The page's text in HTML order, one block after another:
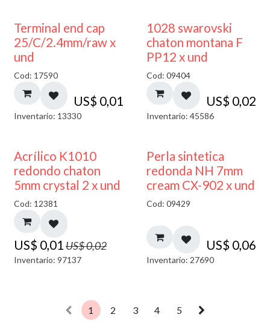
Terminal end cap
25/C/2.4mm/raw x
und
Cod: 17590
US$ 0,01
Inventario: 13330
1028 swarovski
chaton montana F
PP12 x und
Cod: 09404
US$ 0,02
Inventario: 45586
50% DESCUENTO
Acrílico K1010
redondo chaton
5mm crystal 2 x und
Cod: 12381
US$ 0,01US$0,02
Inventario: 97137
Perla sintetica
redonda NH 7mm
cream CX-902 x und
Cod: 09429
US$ 0,06
Inventario: 27690
1 2 3 4 5